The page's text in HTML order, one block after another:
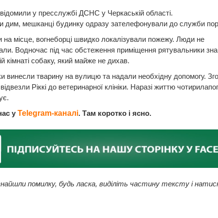
у пресслужбі ДСНС у Черкаській області.
дим, мешканці будинку одразу зателефонували до служби
місце, вогнеборці швидко локалізували пожежу. Люди не
Водночас під час обстеження приміщення рятувальники
кімнаті собаку, який майже не дихав.
винесли тварину на вулицю та надали необхідну допомогу.
Ріккі до ветеринарної клініки. Наразі життю
у Telegram-каналі. Там коротко і ясно.
помилку, будь ласка, виділіть частину тексту і